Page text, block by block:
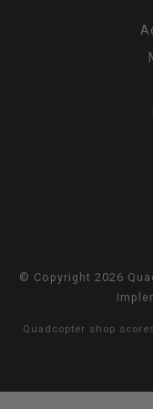
© Copyright 2026
Quadcopter shop